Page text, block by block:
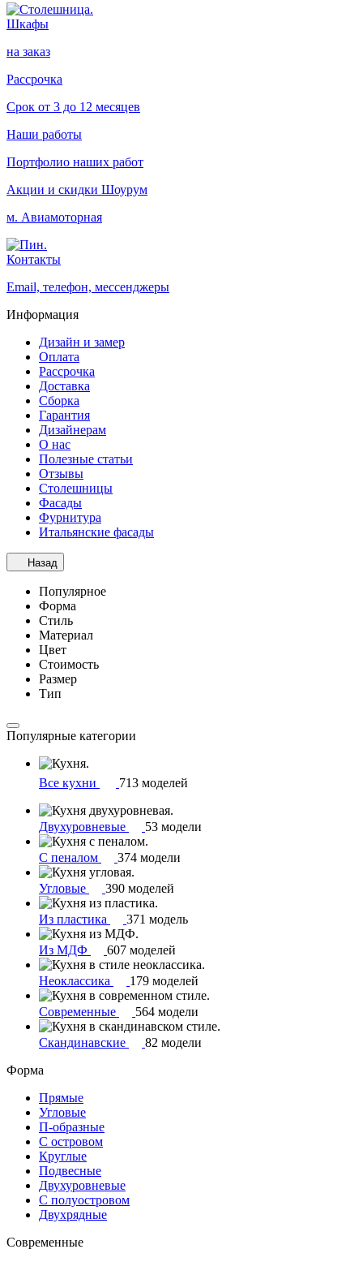
Шкафы
на заказ
Рассрочка
Срок от 3 до 12 месяцев
Наши работы
Портфолио наших работ
Акции и скидки Шоурум
м. Авиамоторная
Контакты
Email, телефон, мессенджеры
Информация
Дизайн и замер
Оплата
Рассрочка
Доставка
Сборка
Гарантия
Дизайнерам
О нас
Полезные статьи
Отзывы
Столешницы
Фасады
Фурнитура
Итальянские фасады
Назад
Популярное
Форма
Стиль
Материал
Цвет
Стоимость
Размер
Тип
Популярные категории
Все кухни 713 моделей
Двухуровневые 53 модели
С пеналом 374 модели
Угловые 390 моделей
Из пластика 371 модель
Из МДФ 607 моделей
Неоклассика 179 моделей
Современные 564 модели
Скандинавские
82 модели
Форма
Прямые
Угловые
П-образные
С островом
Круглые
Подвесные
Двухуровневые
С полуостровом
Двухрядные
Современные